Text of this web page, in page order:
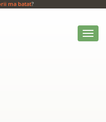
ma batat?
Włącz
menu